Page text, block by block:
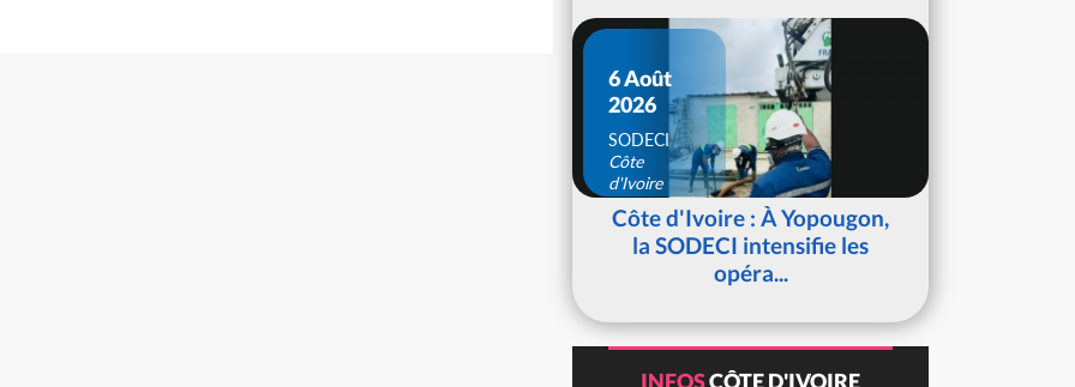
6 Août
2026
SODECI
Côte
d'Ivoire
Côte d'Ivoire : À Yopougon,
la SODECI intensifie les
opéra...
INFOSCÔTE D'IVOIRE